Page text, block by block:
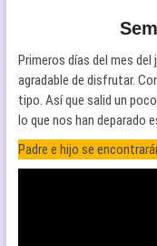
Primeros días del mes
agradable de disfrutar.
tipo. Así que salid un
lo que nos han deparado
Padre e hijo se